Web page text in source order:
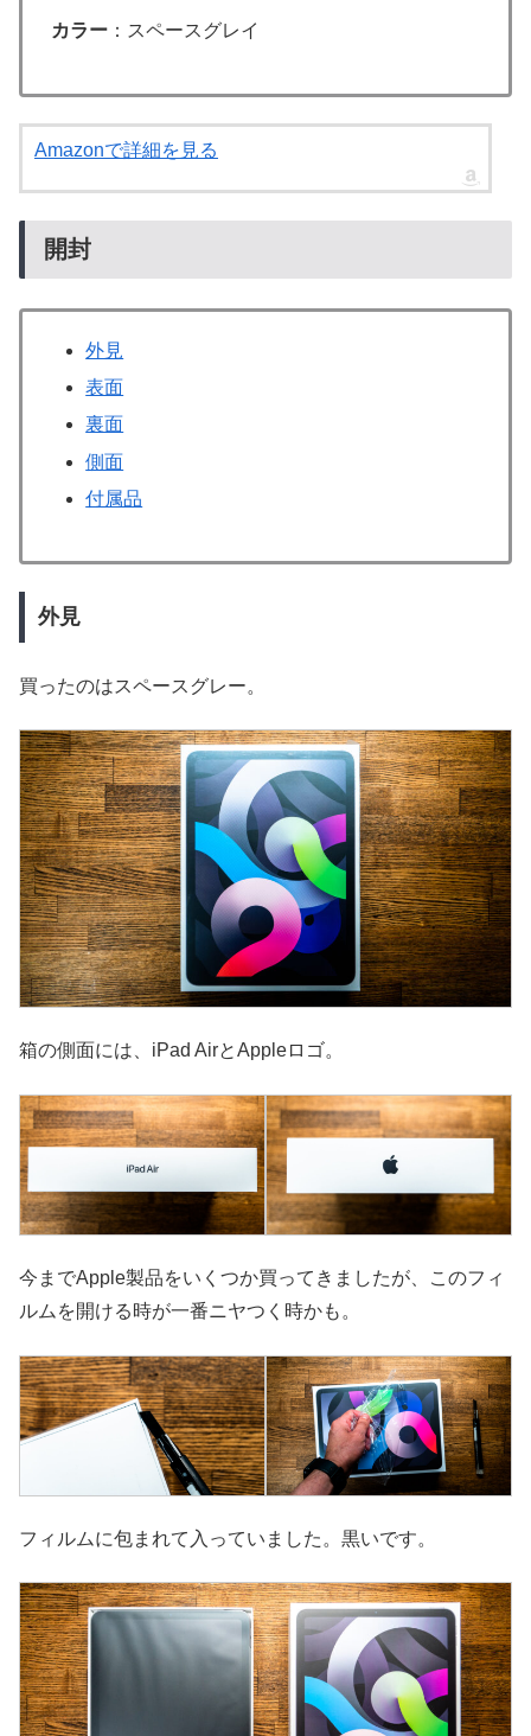
カラー ：スペースグレイ
Amazonで詳細を見る
開封
外見
表面
裏面
側面
付属品
外見
買ったのはスペースグレー。
箱の側面には、iPad AirとAppleロゴ。
今までApple製品をいくつか買ってきましたが、このフィ
ルムを開ける時が一番ニヤつく時かも。
フィルムに包まれて入っていました。黒いです。